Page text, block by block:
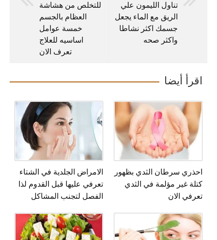
تناول الليمون علي
الريق مع الماء يجعل
جسمك اكثر نشاطا
واكثر صحه
للتخلص من هشاشة
العظام بالجسم
خمسة عوامل
اساسيه للعلاج
تعرف الان
اقرأ أيضا
احذري سرطان الثدي بظهور
كتلة غير مؤلمة في الثدي
تعرفي الان
الامراض الجلدية في الشتاء
تعرفي عليها قبل القدوم لذا
الفصل لتجنب المشاكل